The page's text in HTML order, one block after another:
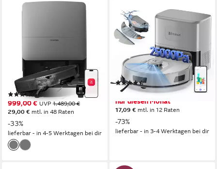
20, 36.000 Pa, Brandneues
Größe Staubbehälter
373 m² Reichweite
3D-ToF-Sensoren und RGB Navigation
(9)
999,00 € UVP 1.489,00 €
29,00 € mtl. in 48 Raten
-33%
lieferbar - in 4-5 Werktagen bei dir
Saugroboter mit
Wischfunktion 25KPa
Saugkraft/Absaugstation/
880 W Leistung
420ml l Größe Staubbehälter
350 m² Reichweite
(93)
187,14 € UVP688,99 €
nur diesen Monat
17,09 € mtl. in 12 Raten
-73%
lieferbar - in 3-4 Werktagen bei dir